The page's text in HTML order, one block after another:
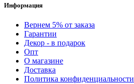
Информация
Вернем 5% от заказа
Гарантии
Декор - в подарок
Опт
О магазине
Доставка
Политика конфиденциальности